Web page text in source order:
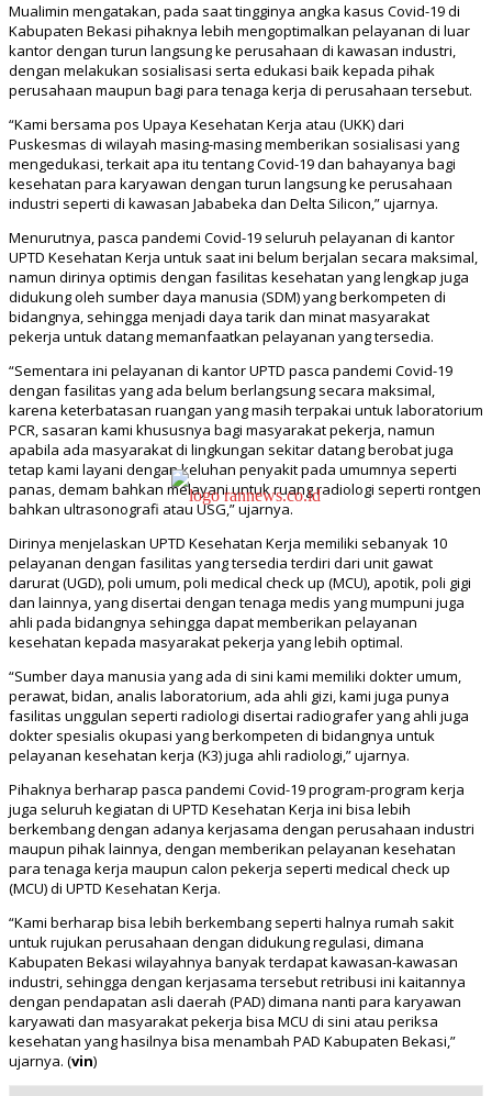
Mualimin mengatakan, pada saat tingginya angka kasus Covid-19 di
Kabupaten Bekasi pihaknya lebih mengoptimalkan pelayanan di luar
kantor dengan turun langsung ke perusahaan di kawasan industri,
dengan melakukan sosialisasi serta edukasi baik kepada pihak
perusahaan maupun bagi para tenaga kerja di perusahaan tersebut.
“Kami bersama pos Upaya Kesehatan Kerja atau (UKK) dari
Puskesmas di wilayah masing-masing memberikan sosialisasi yang
mengedukasi, terkait apa itu tentang Covid-19 dan bahayanya bagi
kesehatan para karyawan dengan turun langsung ke perusahaan
industri seperti di kawasan Jababeka dan Delta Silicon,” ujarnya.
Menurutnya, pasca pandemi Covid-19 seluruh pelayanan di kantor
UPTD Kesehatan Kerja untuk saat ini belum berjalan secara maksimal,
namun dirinya optimis dengan fasilitas kesehatan yang lengkap juga
didukung oleh sumber daya manusia (SDM) yang berkompeten di
bidangnya, sehingga menjadi daya tarik dan minat masyarakat
pekerja untuk datang memanfaatkan pelayanan yang tersedia.
“Sementara ini pelayanan di kantor UPTD pasca pandemi Covid-19
dengan fasilitas yang ada belum berlangsung secara maksimal,
karena keterbatasan ruangan yang masih terpakai untuk laboratorium
PCR, sasaran kami khususnya bagi masyarakat pekerja, namun
apabila ada masyarakat di lingkungan sekitar datang berobat juga
tetap kami layani dengan keluhan penyakit pada umumnya seperti
panas, demam bahkan melayani untuk ruang radiologi seperti rontgen
bahkan ultrasonografi atau USG,” ujarnya.
Dirinya menjelaskan UPTD Kesehatan Kerja memiliki sebanyak 10
pelayanan dengan fasilitas yang tersedia terdiri dari unit gawat
darurat (UGD), poli umum, poli medical check up (MCU), apotik, poli gigi
dan lainnya, yang disertai dengan tenaga medis yang mumpuni juga
ahli pada bidangnya sehingga dapat memberikan pelayanan
kesehatan kepada masyarakat pekerja yang lebih optimal.
“Sumber daya manusia yang ada di sini kami memiliki dokter umum,
perawat, bidan, analis laboratorium, ada ahli gizi, kami juga punya
fasilitas unggulan seperti radiologi disertai radiografer yang ahli juga
dokter spesialis okupasi yang berkompeten di bidangnya untuk
pelayanan kesehatan kerja (K3) juga ahli radiologi,” ujarnya.
Pihaknya berharap pasca pandemi Covid-19 program-program kerja
juga seluruh kegiatan di UPTD Kesehatan Kerja ini bisa lebih
berkembang dengan adanya kerjasama dengan perusahaan industri
maupun pihak lainnya, dengan memberikan pelayanan kesehatan
para tenaga kerja maupun calon pekerja seperti medical check up
(MCU) di UPTD Kesehatan Kerja.
“Kami berharap bisa lebih berkembang seperti halnya rumah sakit
untuk rujukan perusahaan dengan didukung regulasi, dimana
Kabupaten Bekasi wilayahnya banyak terdapat kawasan-kawasan
industri, sehingga dengan kerjasama tersebut retribusi ini kaitannya
dengan pendapatan asli daerah (PAD) dimana nanti para karyawan
karyawati dan masyarakat pekerja bisa MCU di sini atau periksa
kesehatan yang hasilnya bisa menambah PAD Kabupaten Bekasi,”
ujarnya. (vin)